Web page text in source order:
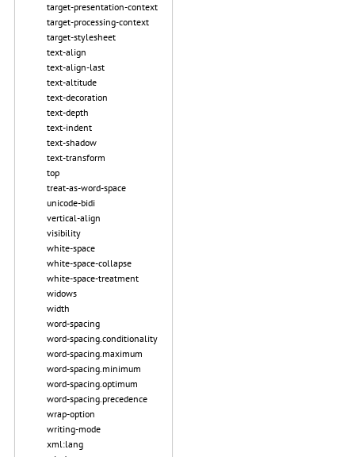
target-presentation-context
target-processing-context
target-stylesheet
text-align
text-align-last
text-altitude
text-decoration
text-depth
text-indent
text-shadow
text-transform
top
treat-as-word-space
unicode-bidi
vertical-align
visibility
white-space
white-space-collapse
white-space-treatment
widows
width
word-spacing
word-spacing.conditionality
word-spacing.maximum
word-spacing.minimum
word-spacing.optimum
word-spacing.precedence
wrap-option
writing-mode
xml:lang